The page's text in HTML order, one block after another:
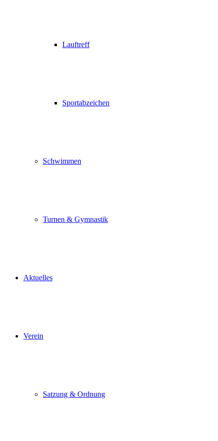
Lauftreff
Sportabzeichen
Schwimmen
Turnen & Gymnastik
Aktuelles
Verein
Satzung & Ordnung